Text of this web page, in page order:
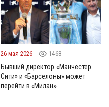
26 мая 2026 1468
Бывший директор «Манчестер
Сити» и «Барселоны» может
перейти в «Милан»